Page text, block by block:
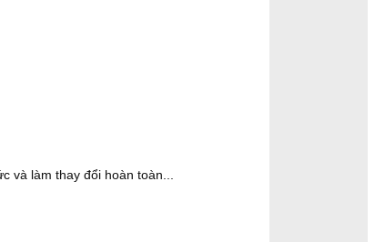
và làm thay đổi hoàn toàn...